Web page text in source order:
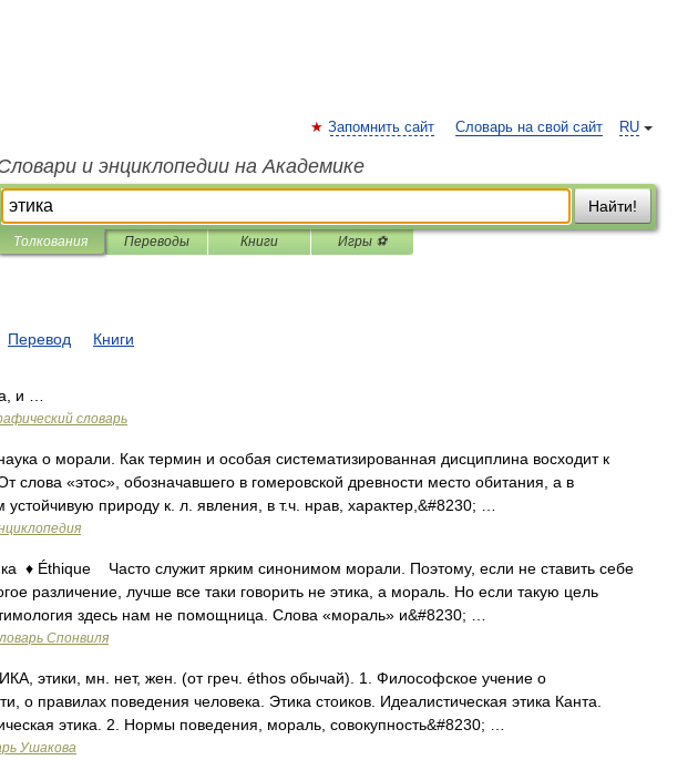
RU
Запомнить сайт Словарь на свой сайт
и энциклопедии на Академике
Найти!
Толкования Переводы Книги Игры ⚽
Перевод Книги
и …
словарь
о морали. Как термин и особая систематизированная дисциплина восходит к
слова «этос», обозначавшего в гомеровской древности место обитания, а в
природу к. л. явления, в т.ч. нрав, характер,&#8230; …
♦ Éthique Часто служит ярким синонимом морали. Поэтому, если не ставить себе
различение, лучше все таки говорить не этика, а мораль. Но если такую цель
здесь нам не помощница. Слова «мораль» и&#8230; …
Спонвиля
этики, мн. нет, жен. (от греч. éthos обычай). 1. Философское учение о
о правилах поведения человека. Этика стоиков. Идеалистическая этика Канта.
этика. 2. Нормы поведения, мораль, совокупность&#8230; …
Ушакова